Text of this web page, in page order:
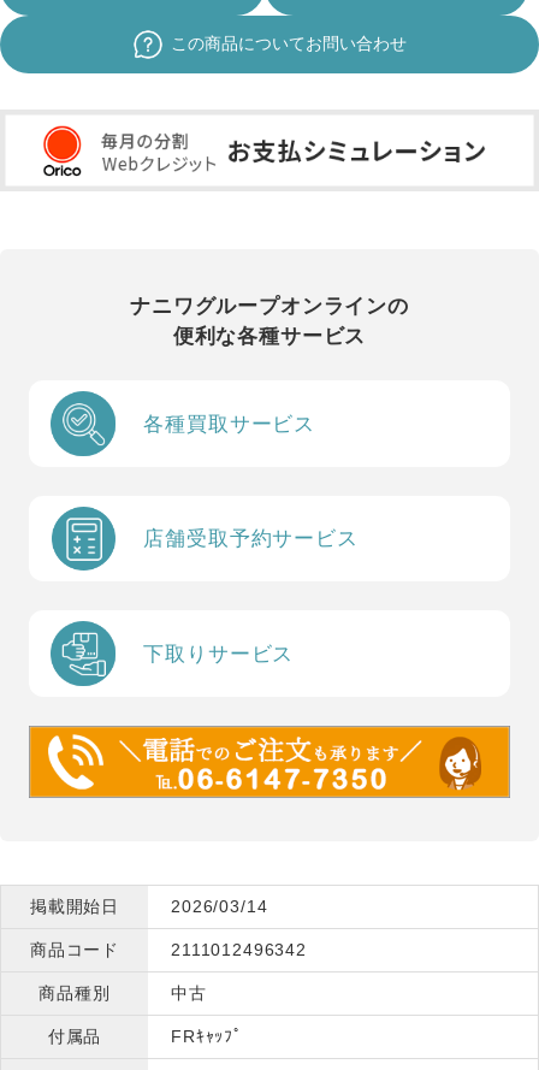
この商品についてお問い合わせ
ナニワグループオンラインの
便利な各種サービス
各種買取サービス
店舗受取予約サービス
下取りサービス
掲載開始日 2026/03/14
商品コード 2111012496342
商品種別 中古
付属品 FRｷｬｯﾌﾟ